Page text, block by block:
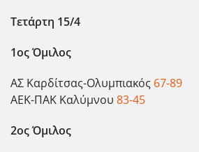
Τετάρτη 15/4
1ος Όμιλος
ΑΣ Καρδίτσας-Ολυμπιακός 67-89
ΑΕΚ-ΠΑΚ Καλύμνου 83-45
2ος Όμιλος